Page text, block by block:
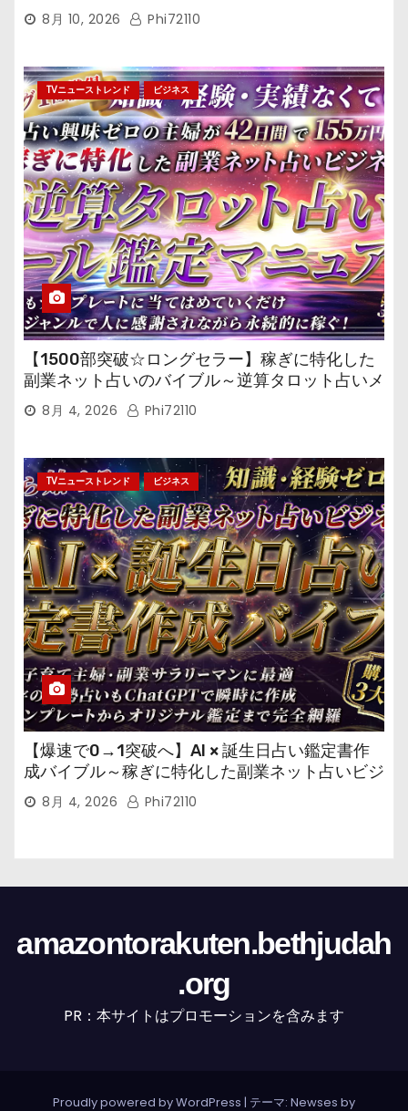
8月 10, 2026 Phi72110
TVニューストレンド ビジネス
【1500部突破☆ロングセラー】稼ぎに特化した
副業ネット占いのバイブル～逆算タロット占いメ
ール鑑定マニュアル～
8月 4, 2026 Phi72110
TVニューストレンド ビジネス
【爆速で0→1突破へ】AI × 誕生日占い鑑定書作
成バイブル～稼ぎに特化した副業ネット占いビジ
ネス8月 4, 2026 Phi72110
amazontorakuten.bethjudah
.org
PR：本サイトはプロモーションを含みます
Proudly powered by WordPress | テーマ: Newses by